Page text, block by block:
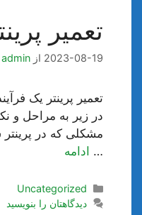
تعمیر
2023-08-19 از admin
تعمیر پرینتر یک
در زیر به مراحل و
مشکلی که در
… ادامه
دسته‌ها
Uncategorized
دیدگاهتان را بنویسید